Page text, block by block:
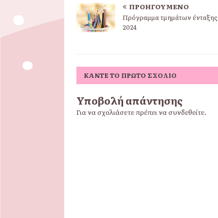
ΠΡΟΗΓΟΎΜΕΝΟ
Πρόγραμμα τμημάτων
2024
ΚΆΝΤΕ ΤΟ ΠΡΏΤΟ ΣΧΌΛΙΟ
Υποβολή απάντησης
Για να σχολιάσετε πρέπει νασυνδεθείτε.